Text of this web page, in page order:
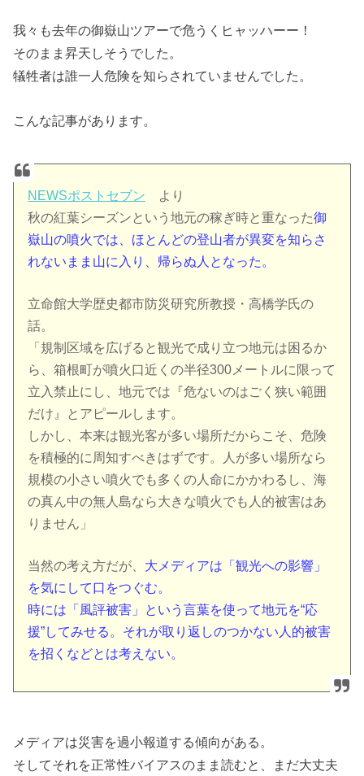
我々も去年の御嶽山ツアーで危うくヒャッハーー！
そのまま昇天しそうでした。
犠牲者は誰一人危険を知らされていませんでした。
こんな記事があります。
NEWSポストセブン より
秋の紅葉シーズンという地元の稼ぎ時と重なった御
嶽山の噴火では、ほとんどの登山者が異変を知らさ
れないまま山に入り、帰らぬ人となった。
立命館大学歴史都市防災研究所教授・高橋学氏の
話。
「規制区域を広げると観光で成り立つ地元は困るか
ら、箱根町が噴火口近くの半径300メートルに限って
立入禁止にし、地元では『危ないのはごく狭い範囲
だけ』とアピールします。
しかし、本来は観光客が多い場所だからこそ、危険
を積極的に周知すべきはずです。人が多い場所なら
規模の小さい噴火でも多くの人命にかかわるし、海
の真ん中の無人島なら大きな噴火でも人的被害はあ
りません」
当然の考え方だが、 大メディアは「観光への影響」
を気にして口をつぐむ。
時には「風評被害」という言葉を使って地元を“応
援”してみせる。それが取り返しのつかない人的被害
を招くなどとは考えない。
メディアは災害を過小報道する傾向がある。
そしてそれを正常性バイアスのまま読むと、まだ大丈夫